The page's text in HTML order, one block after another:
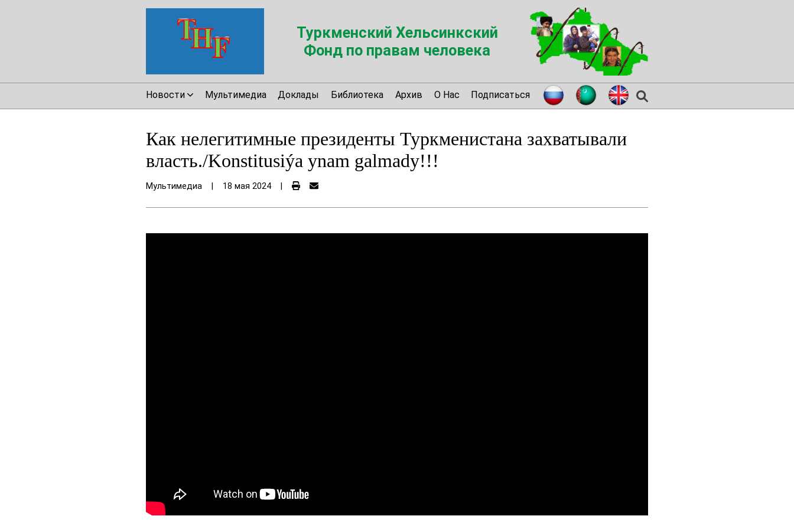
Туркменский Хельсинкский
Фонд по правам человека
Новости Мультимедиа Доклады Библиотека Архив О Нас Подписаться
Как нелегитимные президенты Туркменистана захватывали
власть./Konstitusiýa ynam galmady!!!
Мультимедиа 18 мая 2024